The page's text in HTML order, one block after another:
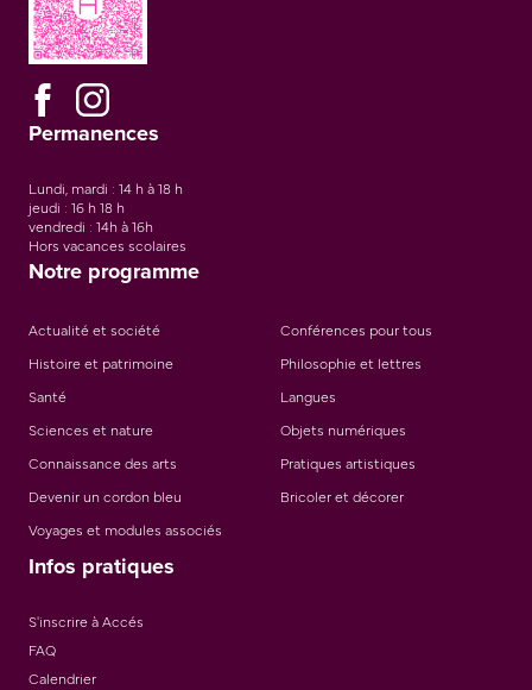
Permanences
Lundi, mardi : 14 h à 18 h
jeudi : 16 h 18 h
vendredi : 14h à 16h
Hors vacances scolaires
Notre programme
Actualité et société
Conférences pour tous
Histoire et patrimoine
Philosophie et lettres
Santé
Langues
Sciences et nature
Objets numériques
Connaissance des arts
Pratiques artistiques
Devenir un cordon bleu
Bricoler et décorer
Voyages et modules associés
Infos pratiques
S'inscrire à Accés
FAQ
Calendrier